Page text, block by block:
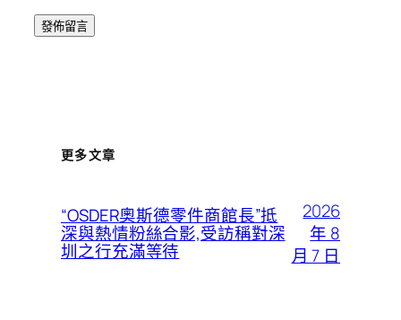
更多文章
“OSDER奧斯德零件商館長”抵
深與熱情粉絲合影,受訪稱對深
圳之行充滿等待
2026
年 8
月 7 日